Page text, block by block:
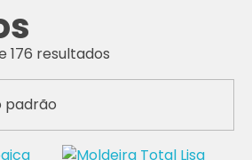
176 resultados